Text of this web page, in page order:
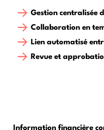
Gestion centralisée
Collaboration en
Lien automatisé
Revue et
Information financière